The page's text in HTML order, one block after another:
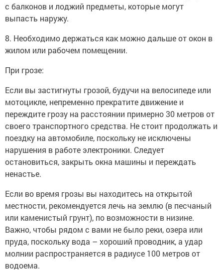
с балконов и лоджий предметы, которые могут
выпасть наружу.
8. Необходимо держаться как можно дальше от окон в
жилом или рабочем помещении.
При грозе:
Если вы застигнуты грозой, будучи на велосипеде или
мотоцикле, непременно прекратите движение и
переждите грозу на расстоянии примерно 30 метров от
своего транспортного средства. Не стоит продолжать и
поездку на автомобиле, поскольку не исключены
нарушения в работе электроники. Следует
остановиться, закрыть окна машины и переждать
ненастье.
Если во время грозы вы находитесь на открытой
местности, рекомендуется лечь на землю (в песчаный
или каменистый грунт), по возможности в низине.
Важно, чтобы рядом с вами не было реки, озера или
пруда, поскольку вода – хороший проводник, а удар
молнии распространяется в радиусе 100 метров от
водоема.